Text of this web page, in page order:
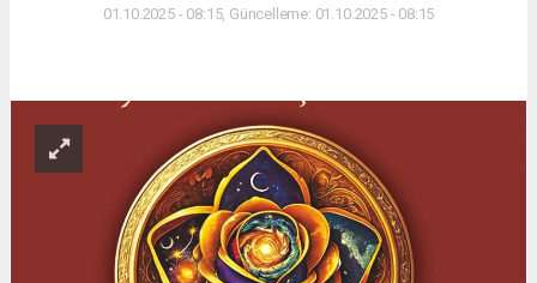
01.10.2025 - 08:15, Güncelleme: 01.10.2025 - 08:15